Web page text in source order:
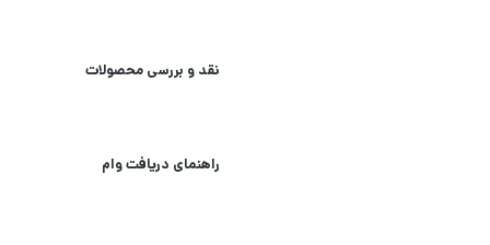
نقد و بررسی محصولات
راهنمای دریافت وام